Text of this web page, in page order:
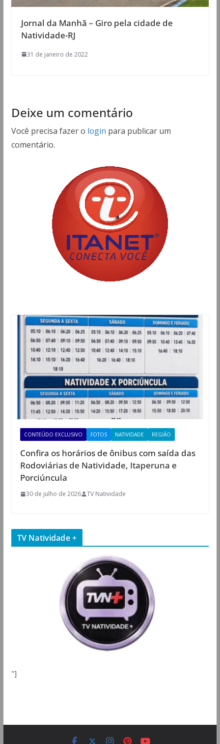
Jornal da Manhã – Giro pela cidade de
Natividade-RJ
31 de janeiro de 2022
Deixe um comentário
Você precisa fazer o login para publicar um
comentário.
CONTEÚDO EXCLUSIVO FOTOS NATIVIDADE REGIÃO
Confira os horários de ônibus com saída das
Rodoviárias de Natividade, Itaperuna e
Porciúncula
30 de julho de 2026 TV Natividade
TV Natividade +
"]